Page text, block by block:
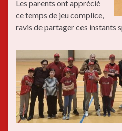
Les parents ont apprécié
ce temps de jeu complice,
ravis de partager ces instants